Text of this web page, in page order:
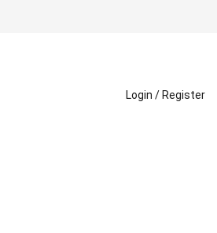
Login / Register